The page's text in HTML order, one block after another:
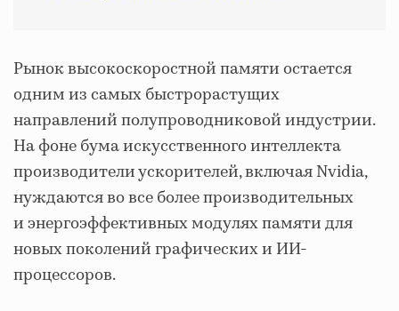
Рынок высокоскоростной памяти остается
одним из самых быстрорастущих
направлений полупроводниковой индустрии.
На фоне бума искусственного интеллекта
производители ускорителей, включая Nvidia,
нуждаются во все более производительных
и энергоэффективных модулях памяти для
новых поколений графических и ИИ-
процессоров.